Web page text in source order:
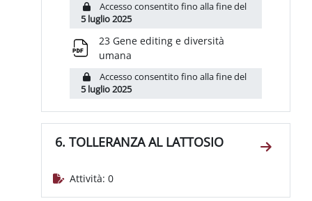
Accesso consentito fino alla fine del
5 luglio 2025
23 Gene editing e diversità
umana
Accesso consentito fino alla fine del
5 luglio 2025
6. TOLLERANZA AL LATTOSIO
Vai alla
Attività: 0